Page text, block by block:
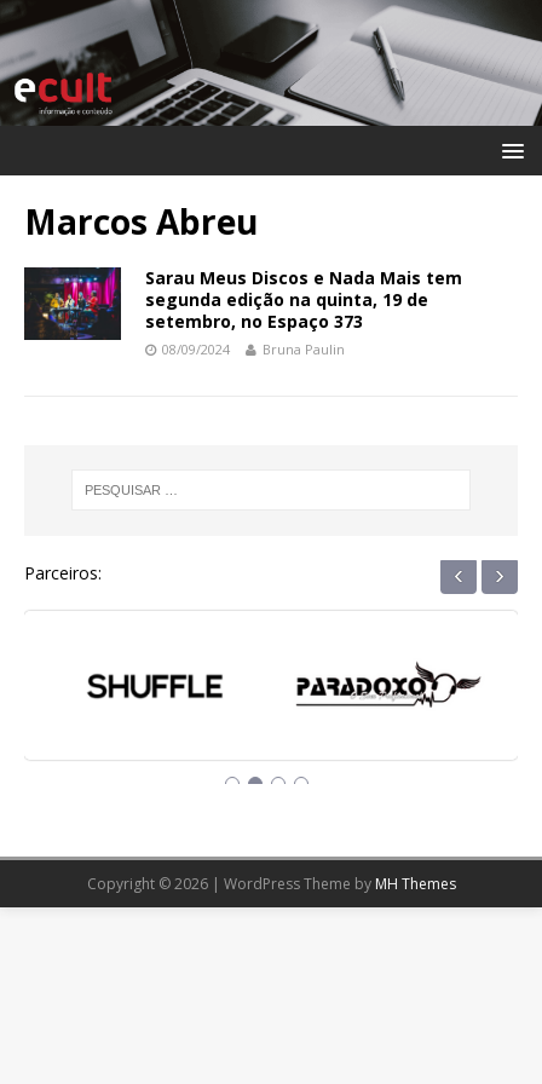
Marcos Abreu
Sarau Meus Discos e Nada Mais tem
segunda edição na quinta, 19 de
setembro, no Espaço 373
08/09/2024 Bruna Paulin
Parceiros: ‹ ›
Copyright © 2026 | WordPress Theme by MH Themes